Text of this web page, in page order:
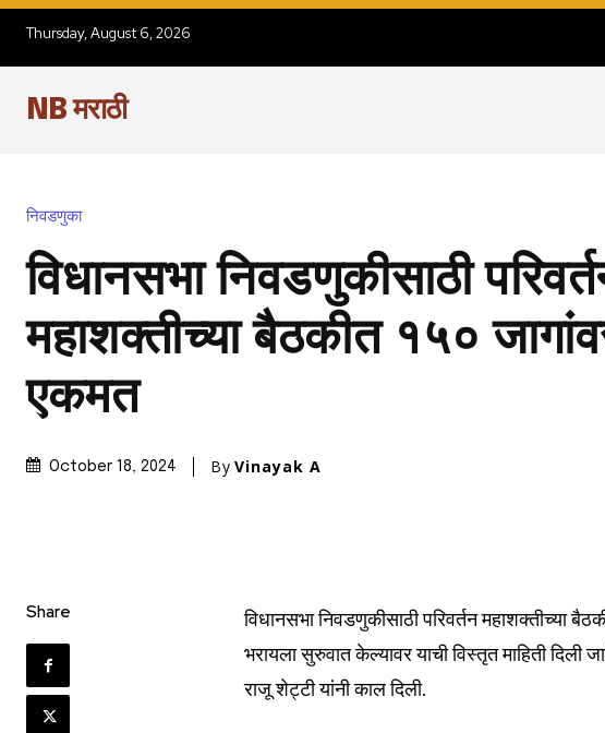
of the conversation.
To subscribe, simply enter your email
the subscribe button below. Don't worry, we
Thursday, August 6, 2026
NB मराठी
निवडणुका
विधानसभा निवडणुकीसाठी
महाशक्तीच्या बैठकीत १५०
एकमत
October 18, 2024 By Vinayak A
Share
विधानसभा निवडणुकीसाठी परिवर्तन महाशक्तीच्या
भरायला सुरुवात केल्यावर याची विस्तृत माहिती
राजू शेट्टी यांनी काल दिली.